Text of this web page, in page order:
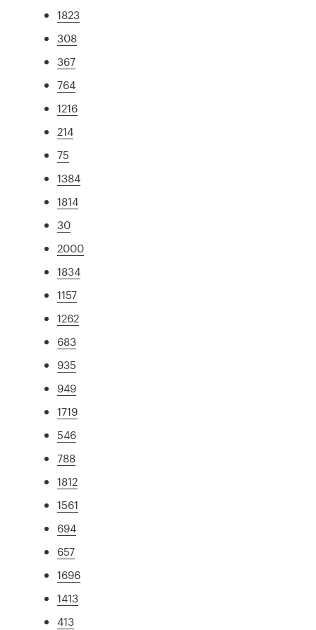
1823
308
367
764
1216
214
75
1384
1814
30
2000
1834
1157
1262
683
935
949
1719
546
788
1812
1561
694
657
1696
1413
413